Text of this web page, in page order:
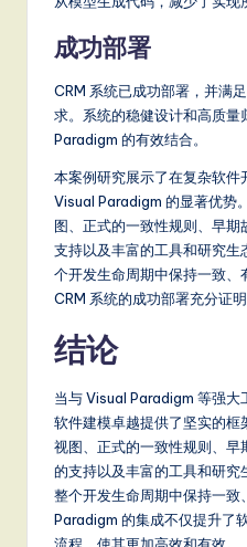
成功部署
CRM 系统已成功部署，并满
求。系统的稳健设计和高质量
Paradigm 的有效结合。
本案例研究展示了在复杂软件
Visual Paradigm 的显著优势
图、正式的一致性规则、早
支持以及丰富的工具和研究
个开发生命周期中保持一致、
CRM 系统的成功部署充分证
结论
当与 Visual Paradigm 等强大
软件建模卓越提供了坚实的框
视图、正式的一致性规则、
的支持以及丰富的工具和研
整个开发生命周期中保持一
Paradigm 的集成不仅提升了
流程，使其更加高效和有效。